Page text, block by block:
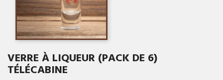
VERRE À LIQUEUR (PACK DE 6)
TÉLÉCABINE